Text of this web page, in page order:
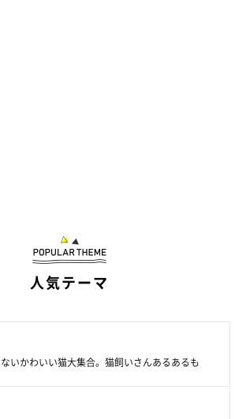
人気テーマ
いかわいい猫大集合。猫飼いさんあるあるも